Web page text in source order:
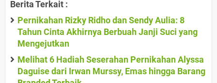
Berita Terkait :
Pernikahan Rizky Ridho dan Sendy Aulia: 8
Tahun Cinta Akhirnya Berbuah Janji Suci yang
Mengejutkan
Melihat 6 Hadiah Seserahan Pernikahan Alyssa
Daguise dari Irwan Murssy, Emas hingga Barang